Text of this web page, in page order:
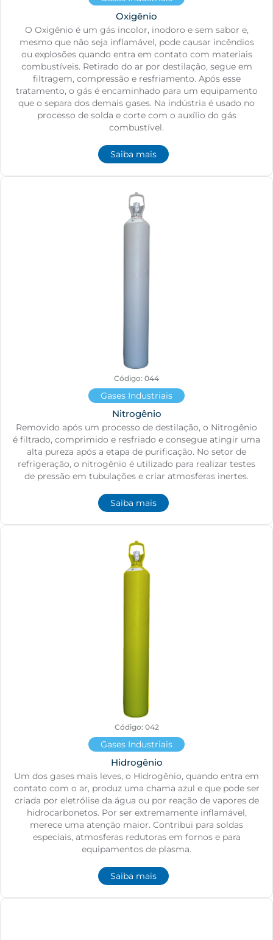
Oxigênio
O Oxigênio é um gás incolor, inodoro e sem sabor e,
mesmo que não seja inflamável, pode causar incêndios
ou explosões quando entra em contato com materiais
combustíveis. Retirado do ar por destilação, segue em
filtragem, compressão e resfriamento. Após esse
tratamento, o gás é encaminhado para um equipamento
que o separa dos demais gases. Na indústria é usado no
processo de solda e corte com o auxílio do gás
combustível.
Saiba mais
Código: 044
Gases Industriais
Nitrogênio
Removido após um processo de destilação, o Nitrogênio
é filtrado, comprimido e resfriado e consegue atingir uma
alta pureza após a etapa de purificação. No setor de
refrigeração, o nitrogênio é utilizado para realizar testes
de pressão em tubulações e criar atmosferas inertes.
Saiba mais
Código: 042
Gases Industriais
Hidrogênio
Um dos gases mais leves, o Hidrogênio, quando entra em
contato com o ar, produz uma chama azul e que pode ser
criada por eletrólise da água ou por reação de vapores de
hidrocarbonetos. Por ser extremamente inflamável,
merece uma atenção maior. Contribui para soldas
especiais, atmosferas redutoras em fornos e para
equipamentos de plasma.
Saiba mais